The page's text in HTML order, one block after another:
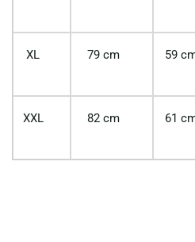
XL 79 cm 59
XXL 82 cm 61